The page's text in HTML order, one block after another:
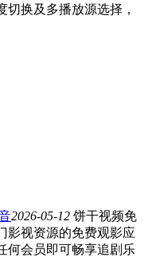
切换及多播放源选择，
2026-05-12 饼干视频免
影视资源的免费观影应
何会员即可畅享追剧乐